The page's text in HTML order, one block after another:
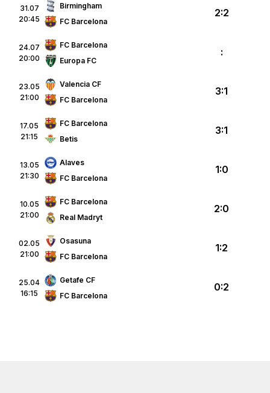
31.07
20:45
Birmingham
FC Barcelona
2:2
24.07
20:00
FC Barcelona
Europa FC
:
23.05
21:00
Valencia CF
FC Barcelona
3:1
17.05
21:15
FC Barcelona
Betis
3:1
13.05
21:30
Alaves
FC Barcelona
1:0
10.05
21:00
FC Barcelona
Real Madryt
2:0
02.05
21:00
Osasuna
FC Barcelona
1:2
25.04
16:15
Getafe CF
FC Barcelona
0:2